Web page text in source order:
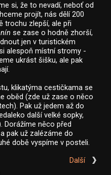
si, že to nevadí, neboť od
projít, nás dělí 200
trochu zlepší, ale při
se zase o hodně zhorší,
jen v turistickém
alespoň místní stromy -
ukrást šišku, ale pak
klikatýma cestičkama se
oběd (zde už zase o něco
Pak už jedem až do
další velké sopky,
Dorážíme něco před
pak už zalézáme do
době vyspíme v posteli.
Další